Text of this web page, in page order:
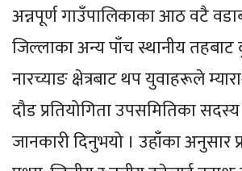
अन्नपूर्ण गाउँपालिकाका आठ वटै
जिल्लाका अन्य पाँच स्थानीय
नारच्याङ क्षेत्रबाट थप युवाहरूले
दौड प्रतियोगिता उपसमितिका
जानकारी दिनुभयो । उहाँका अनुसार